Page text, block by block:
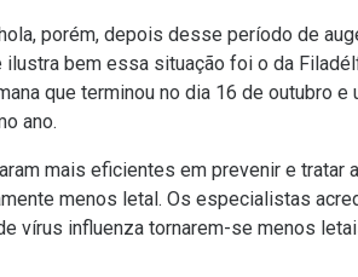
porém, depois desse período de
bem essa situação foi o da
que terminou no dia 16 de outubro e
ano.
mais eficientes em prevenir e tratar
menos letal. Os especialistas
vírus influenza tornarem-se menos